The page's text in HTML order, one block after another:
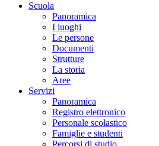
Scuola
Panoramica
I luoghi
Le persone
Documenti
Strutture
La storia
Aree
Servizi
Panoramica
Registro elettronico
Personale scolastico
Famiglie e studenti
Percorsi di studio